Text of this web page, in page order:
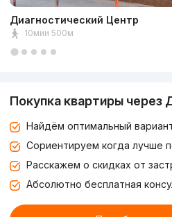
Диагностический Центр
10мии 500м
Покупка квартиры через
Найдём оптимальный
Сориентируем когда лучше
Расскажем о скидках от
Абсолютно бесплатная